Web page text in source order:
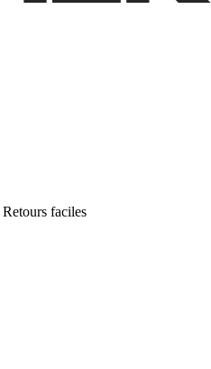
Retours faciles